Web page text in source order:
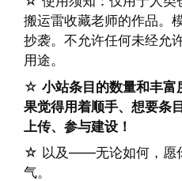
搬运雷收藏老师的作品。
抄袭。不允许任何未经允
用途。
☆ 小站条目的数量和丰富
果觉得用着顺手、想要条
上传、参与建设！
☆ 以及——无论如何，愿
气。